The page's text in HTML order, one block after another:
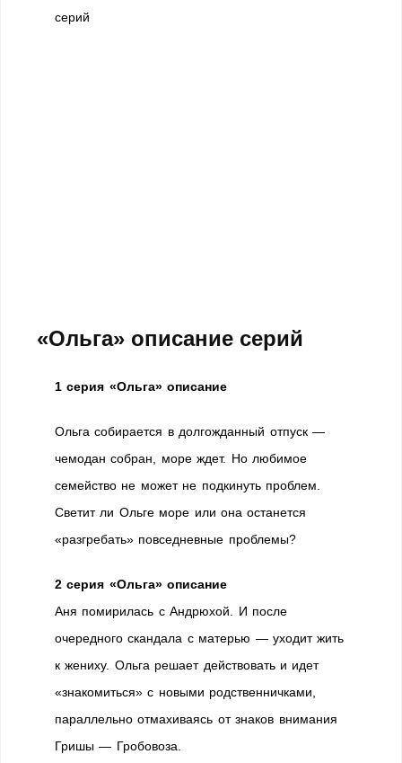
серий
«Ольга» описание серий
1 серия «Ольга» описание
Ольга собирается в долгожданный отпуск —
чемодан собран, море ждет. Но любимое
семейство не может не подкинуть проблем.
Светит ли Ольге море или она останется
«разгребать» повседневные проблемы?
2 серия «Ольга» описание
Аня помирилась с Андрюхой. И после
очередного скандала с матерью — уходит жить
к жениху. Ольга решает действовать и идет
«знакомиться» с новыми родственничками,
параллельно отмахиваясь от знаков внимания
Гришы — Гробовоза.